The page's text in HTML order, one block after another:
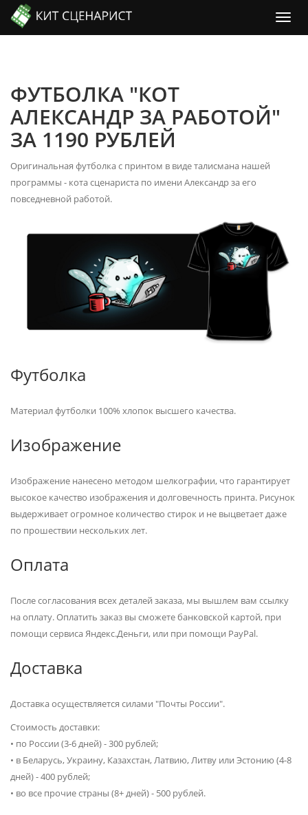
ФУТБОЛКА "КОТ
АЛЕКСАНДР ЗА РАБОТОЙ"
ЗА 1190 РУБЛЕЙ
Оригинальная футболка с принтом в виде талисмана нашей
программы - кота сценариста по имени Александр за его
повседневной работой.
Футболка
Материал футболки 100% хлопок высшего качества.
Изображение
Изображение нанесено методом шелкографии, что гарантирует
высокое качество изображения и долговечность принта. Рисунок
выдерживает огромное количество стирок и не выцветает даже
по прошествии нескольких лет.
Оплата
После согласования всех деталей заказа, мы вышлем вам ссылку
на оплату. Оплатить заказ вы сможете банковской картой, при
помощи сервиса Яндекс.Деньги, или при помощи PayPal.
Доставка
Доставка осуществляется силами "Почты России".
Стоимость доставки:
• по России (3-6 дней) - 300 рублей;
• в Беларусь, Украину, Казахстан, Латвию, Литву или Эстонию (4-8
дней) - 400 рублей;
• во все прочие страны (8+ дней) - 500 рублей.